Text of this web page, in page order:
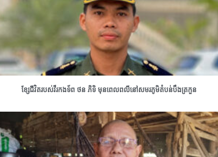
ខ្សែជីវិតរបស់វីរកងទ័ព ថន ភិទិ មុនពេលពលីនៅសមរភូមិតំបន់បឹងត្រកួន